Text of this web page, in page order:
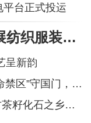
台正式投运
不产棉花不靠海，贵州发展纺织服装靠什么？丨“黔”进的力量
呈新韵
在实验室里砺初心
之乡闯出新赛道